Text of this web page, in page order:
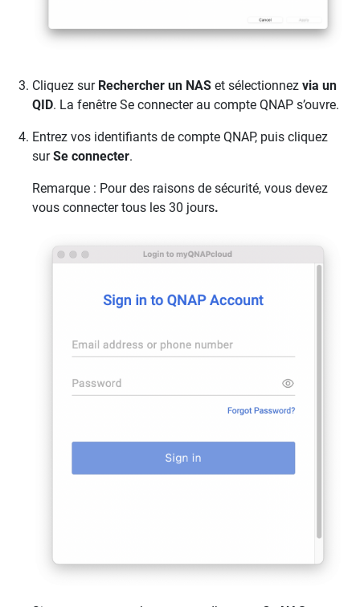
Cliquez sur Rechercher un NAS et sélectionnez via un
QID. La fenêtre Se connecter au compte QNAP s’ouvre.
Entrez vos identifiants de compte QNAP, puis cliquez
surSe connecter.
Remarque : Pour des raisons de sécurité, vous devez
vous connecter tous les 30 jours.